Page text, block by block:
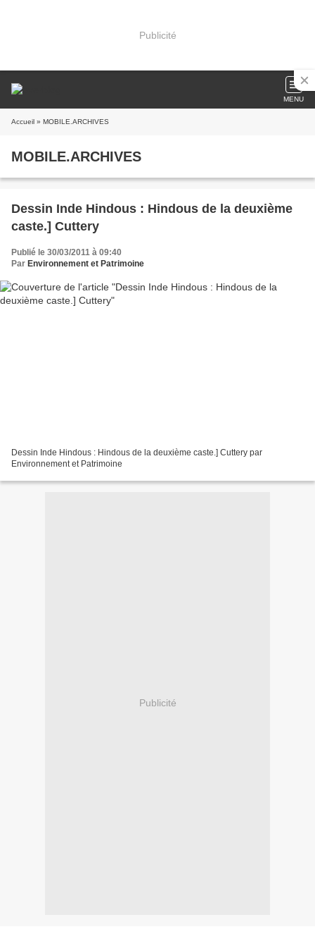
Publicité
MENU
Accueil » MOBILE.ARCHIVES
MOBILE.ARCHIVES
Dessin Inde Hindous : Hindous de la deuxième
caste.] Cuttery
Publié le 30/03/2011 à 09:40
Par Environnement et Patrimoine
Dessin Inde Hindous : Hindous de la deuxième caste.] Cuttery par
Environnement et Patrimoine
Publicité